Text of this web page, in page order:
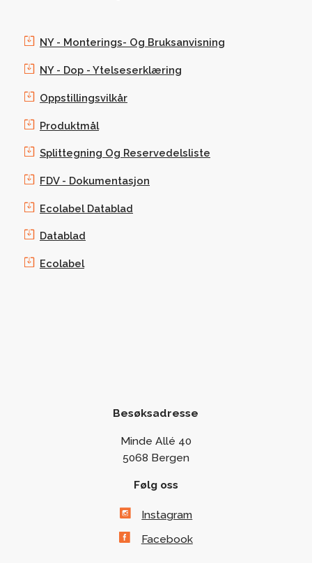
NY - Monterings- Og Bruksanvisning
NY - Dop - Ytelseserklæring
Oppstillingsvilkår
Produktmål
Splittegning Og Reservedelsliste
FDV - Dokumentasjon
Ecolabel Datablad
Datablad
Ecolabel
Besøksadresse
Minde Allé 40
5068 Bergen
Følg oss
Instagram
Facebook